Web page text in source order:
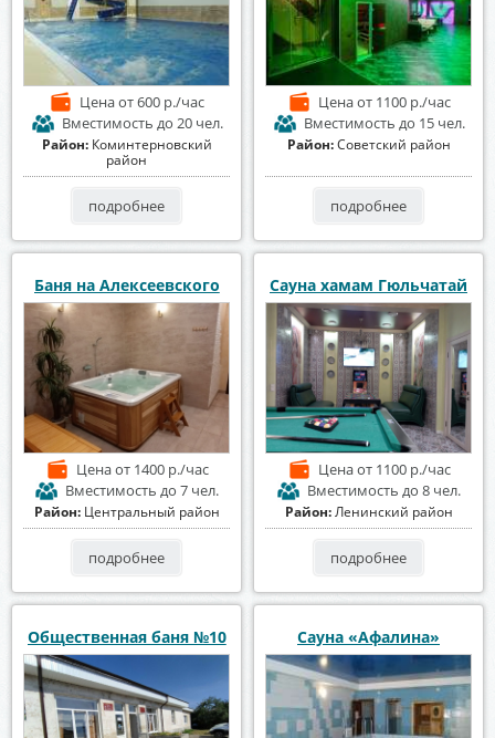
Ценаот 600 р./час
Вместимость до 20 чел.
Район: Коминтерновский
район
подробнее
Ценаот 1100 р./час
Вместимость до 15 чел.
Район:Советский район
подробнее
Баня на Алексеевского
Ценаот 1400 р./час
Вместимость до 7 чел.
Район: Центральный район
подробнее
Сауна хамам Гюльчатай
Ценаот 1100 р./час
Вместимость до 8 чел.
Район:Ленинский район
подробнее
Общественная баня №10 Сауна «Афалина»